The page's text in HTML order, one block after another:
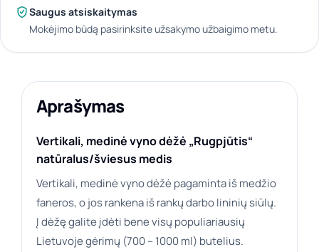
Saugus atsiskaitymas
Mokėjimo būdą pasirinksite užsakymo užbaigimo metu.
Aprašymas
Vertikali, medinė vyno dėžė „Rugpjūtis“
natūralus/šviesus medis
Vertikali, medinė vyno dėžė pagaminta iš medžio
faneros, o jos rankena iš rankų darbo lininių siūlų.
Į dėžę galite įdėti bene visų populiariausių
Lietuvoje gėrimų (700 – 1000 ml) butelius.